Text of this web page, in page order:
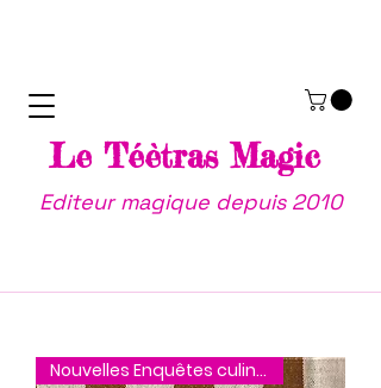
Le Téètras Magic
Editeur magique depuis 2010
Nouvelles Enquêtes culinaires